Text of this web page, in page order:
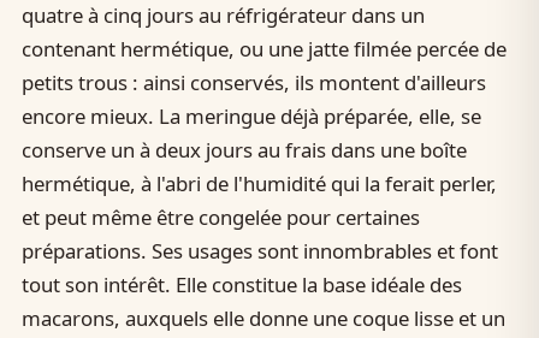
quatre à cinq jours au réfrigérateur dans un
contenant hermétique, ou une jatte filmée percée de
petits trous : ainsi conservés, ils montent d'ailleurs
encore mieux. La meringue déjà préparée, elle, se
conserve un à deux jours au frais dans une boîte
hermétique, à l'abri de l'humidité qui la ferait perler,
et peut même être congelée pour certaines
préparations. Ses usages sont innombrables et font
tout son intérêt. Elle constitue la base idéale des
macarons, auxquels elle donne une coque lisse et un